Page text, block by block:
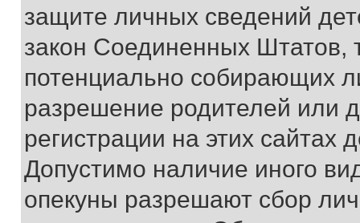
защите личных сведений
закон Соединенных Штатов,
потенциально собирающих
разрешение родителей или
регистрации на этих сайтах
Допустимо наличие иного
опекуны разрешают сбор